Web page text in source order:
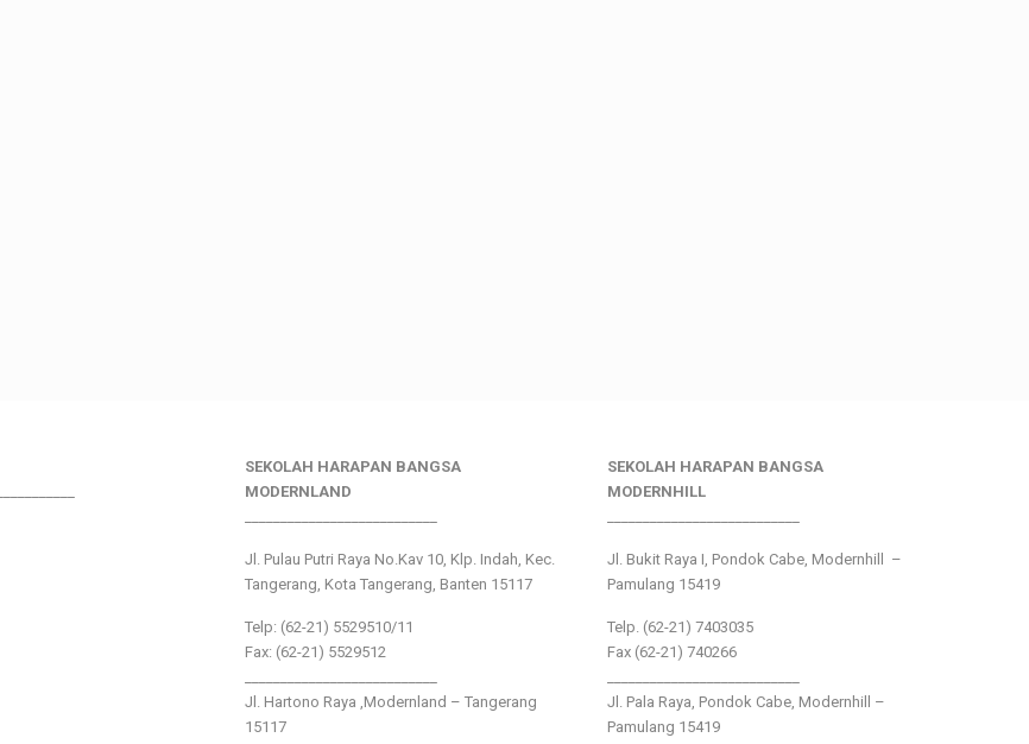
SEKOLAH HARAPAN BANGSA
MODERNLAND
Jl. Pulau Putri Raya No.Kav 10, Klp. Indah, Kec.
Tangerang, Kota Tangerang, Banten 15117
Telp: (62-21) 5529510/11
Fax: (62-21) 5529512
Jl. Hartono Raya ,Modernland – Tangerang
15117
SEKOLAH HARAPAN BANGSA
MODERNHILL
Jl. Bukit Raya I, Pondok Cabe, Modernhill –
Pamulang 15419
Telp. (62-21) 7403035
Fax (62-21) 740266
Jl. Pala Raya, Pondok Cabe, Modernhill –
Pamulang 15419